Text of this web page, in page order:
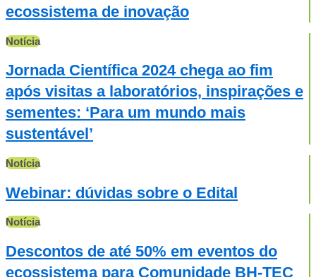
ecossistema de inovação
Notícia
Jornada Científica 2024 chega ao fim
após visitas a laboratórios, inspirações e
sementes: ‘Para um mundo mais
sustentável’
Notícia
Webinar: dúvidas sobre o Edital
Notícia
Descontos de até 50% em eventos do
ecossistema para Comunidade BH-TEC